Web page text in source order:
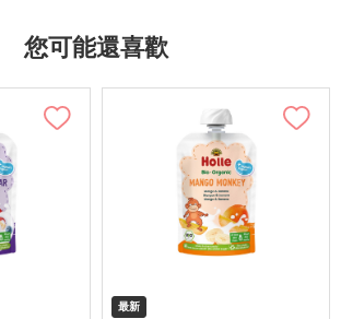
您可能還喜歡
最新